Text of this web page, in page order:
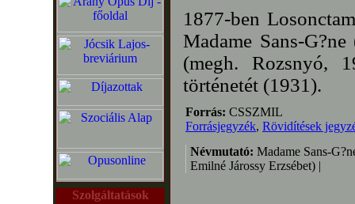
Szolgáltatások
1877-ben
Madame Sans-
(megh. Rozsnyó,
történetét (1931).
Forrás: CSSZMIL
Forrásjegyzék, Rövidítések
Névmutató: Madame Sans-
Emilné Járossy Erzsébet) |